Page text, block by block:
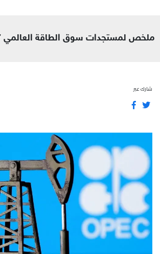
ملخص لمستجدات سوق الطاقة العالمي 7 ديسمبر 2021م
شارك عبر